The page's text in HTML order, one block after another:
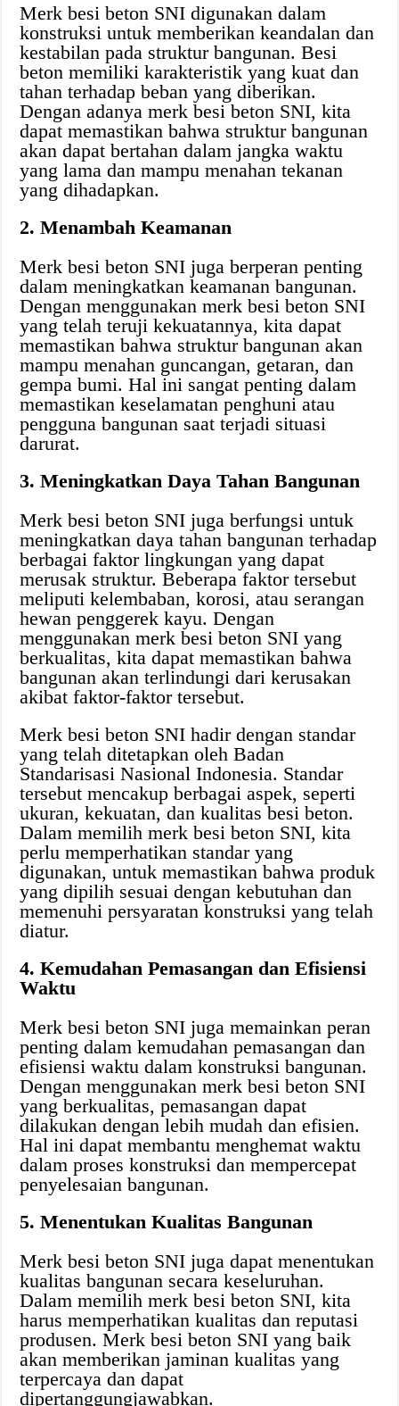
Merk besi beton SNI digunakan dalam
konstruksi untuk memberikan keandalan dan
kestabilan pada struktur bangunan. Besi
beton memiliki karakteristik yang kuat dan
tahan terhadap beban yang diberikan.
Dengan adanya merk besi beton SNI, kita
dapat memastikan bahwa struktur bangunan
akan dapat bertahan dalam jangka waktu
yang lama dan mampu menahan tekanan
yang dihadapkan.
2. Menambah Keamanan
Merk besi beton SNI juga berperan penting
dalam meningkatkan keamanan bangunan.
Dengan menggunakan merk besi beton SNI
yang telah teruji kekuatannya, kita dapat
memastikan bahwa struktur bangunan akan
mampu menahan guncangan, getaran, dan
gempa bumi. Hal ini sangat penting dalam
memastikan keselamatan penghuni atau
pengguna bangunan saat terjadi situasi
darurat.
3. Meningkatkan Daya Tahan Bangunan
Merk besi beton SNI juga berfungsi untuk
meningkatkan daya tahan bangunan terhadap
berbagai faktor lingkungan yang dapat
merusak struktur. Beberapa faktor tersebut
meliputi kelembaban, korosi, atau serangan
hewan penggerek kayu. Dengan
menggunakan merk besi beton SNI yang
berkualitas, kita dapat memastikan bahwa
bangunan akan terlindungi dari kerusakan
akibat faktor-faktor tersebut.
Merk besi beton SNI hadir dengan standar
yang telah ditetapkan oleh Badan
Standarisasi Nasional Indonesia. Standar
tersebut mencakup berbagai aspek, seperti
ukuran, kekuatan, dan kualitas besi beton.
Dalam memilih merk besi beton SNI, kita
perlu memperhatikan standar yang
digunakan, untuk memastikan bahwa produk
yang dipilih sesuai dengan kebutuhan dan
memenuhi persyaratan konstruksi yang telah
diatur.
4. Kemudahan Pemasangan dan Efisiensi
Waktu
Merk besi beton SNI juga memainkan peran
penting dalam kemudahan pemasangan dan
efisiensi waktu dalam konstruksi bangunan.
Dengan menggunakan merk besi beton SNI
yang berkualitas, pemasangan dapat
dilakukan dengan lebih mudah dan efisien.
Hal ini dapat membantu menghemat waktu
dalam proses konstruksi dan mempercepat
penyelesaian bangunan.
5. Menentukan Kualitas Bangunan
Merk besi beton SNI juga dapat menentukan
kualitas bangunan secara keseluruhan.
Dalam memilih merk besi beton SNI, kita
harus memperhatikan kualitas dan reputasi
produsen. Merk besi beton SNI yang baik
akan memberikan jaminan kualitas yang
terpercaya dan dapat
dipertanggungjawabkan.